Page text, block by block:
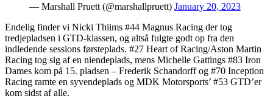
— Marshall Pruett (@marshallpruett) January 20, 2023
Endelig finder vi Nicki Thiims #44 Magnus Racing der tog
tredjepladsen i GTD-klassen, og altså fulgte godt op fra den
indledende sessions førsteplads. #27 Heart of Racing/Aston Martin
Racing tog sig af en niendeplads, mens Michelle Gattings #83 Iron
Dames kom på 15. pladsen – Frederik Schandorff og #70 Inception
Racing ramte en syvendeplads og MDK Motorsports’ #53 GTD’er
kom sidst af alle.